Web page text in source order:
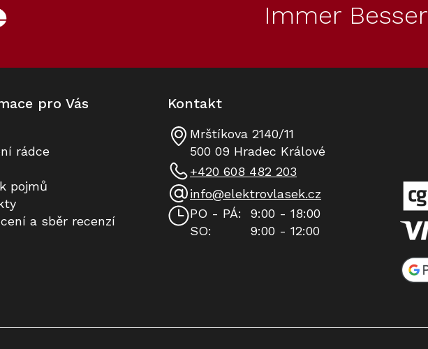
r
ý
p
i
s
Immer Besser
pro Vás
rádce
pojmů
a sběr recenzí
Kontakt
Mrštíkova 2140/11
500 09 Hradec Králové
PO - PÁ:
9:00 - 18:00
SO:
9:00 - 12:00
info@elektrovlasek.cz
+420 608 482 203